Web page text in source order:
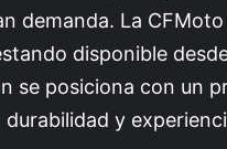
demanda. La
disponible
se posiciona con un
y